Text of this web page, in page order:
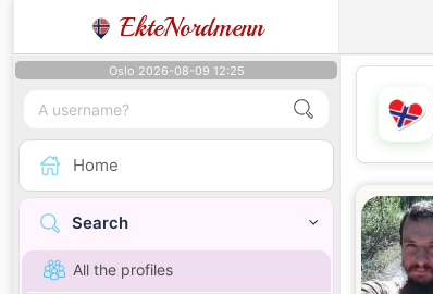
EkteNordmenn
Oslo 2026-08-09 12:25
Home
Search
All the profiles